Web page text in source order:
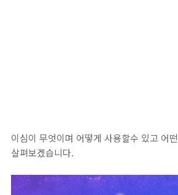
이심이 무엇이며 어떻게 사용할수 있고 어
살펴보겠습니다.